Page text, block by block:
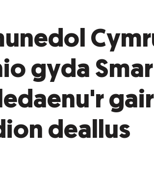
gyda
gair
deallus